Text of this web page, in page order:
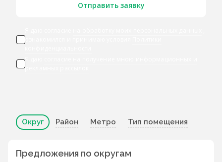
Отправить заявку
ознакомился и принимаю условия
Я даю
рекламных рассылок
Округ Район Метро Тип помещения
Предложения по округам